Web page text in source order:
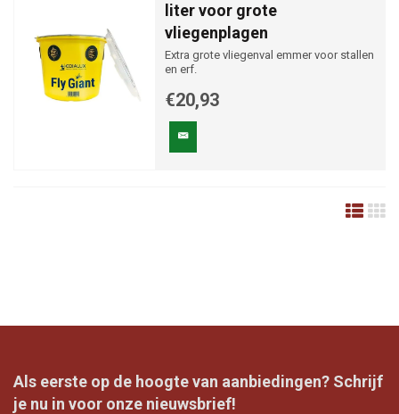
liter voor grote
vliegenplagen
Extra grote vliegenval emmer voor stallen
en erf.
€20,93
Als eerste op de hoogte van aanbiedingen? Schrijf
je nu in voor onze nieuwsbrief!